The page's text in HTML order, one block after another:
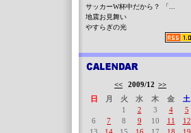
サッカーW杯中だから？ 「...
地震お見舞い
やすらぎの光
<< 2009/12 >>
日
月 火 水 木 金
土
1
2 3 4
5
6
7 8 9 10 11
12